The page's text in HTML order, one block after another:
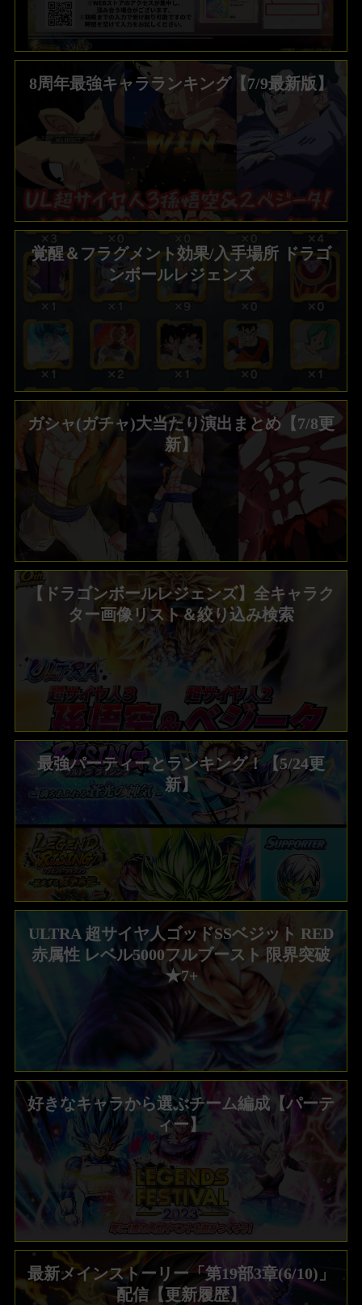
8周年最強キャラランキング【7/9最新版】
覚醒＆フラグメント効果/入手場所 ドラゴ
ンボールレジェンズ
ガシャ(ガチャ)大当たり演出まとめ【7/8更
新】
【ドラゴンボールレジェンズ】全キャラク
ター画像リスト＆絞り込み検索
最強パーティーとランキング！【5/24更
新】
ULTRA 超サイヤ人ゴッドSSベジット RED
赤属性 レベル5000フルブースト 限界突破
★7+
好きなキャラから選ぶチーム編成【パーテ
ィー】
最新メインストーリー「第19部3章(6/10)」
配信【更新履歴】